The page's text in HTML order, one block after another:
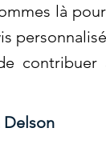
là
contribuer
Delson